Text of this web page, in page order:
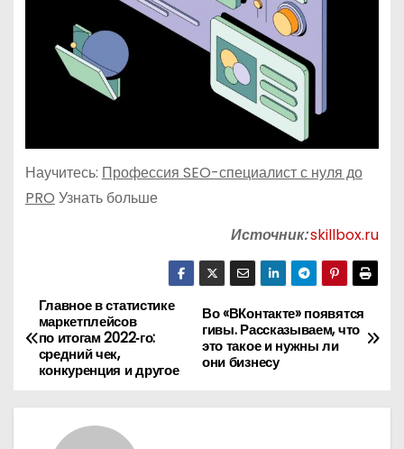
Научитесь: Профессия SEO-специалист с нуля до
PRO Узнать больше
Источник:skillbox.ru
Н
а
Во «ВКонтакте» появятся
гивы. Рассказываем, что
это такое и нужны ли
они бизнесу
Главное в статистике
маркетплейсов
по итогам 2022‑го:
средний чек,
конкуренция и другое